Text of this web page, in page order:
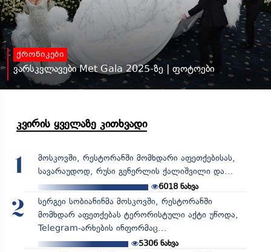
ქრონიკები
ვარსკვლავები Met Gala 2025-ზე | ფოტოები
კვირის ყველაზე კითხვადი
1
მოსკოვში, რესტორანში მომხდარი აფეთქებისას,
სავარაუდოდ, რუსი გენერლის ქალიშვილი და...
6018 ნახვა
2
სერგეი სობიანინმა მოსკოვში, რესტორანში
მომხდარ აფეთქებას ტერორისტული აქტი უწოდა,
Telegram-არხების ინფორმაც...
5306ნახვა